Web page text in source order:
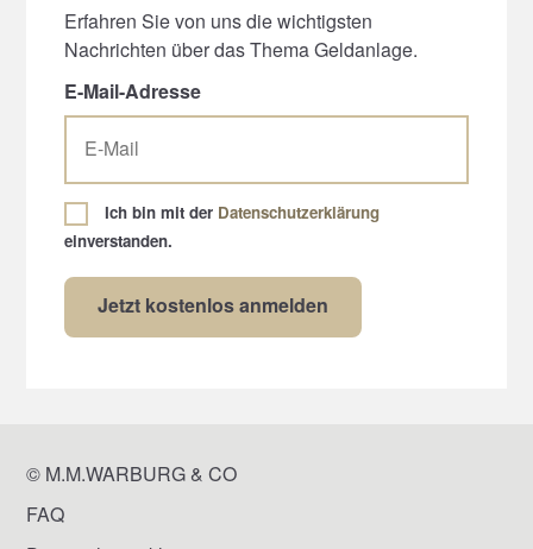
Erfahren Sie von uns die wichtigsten
Nachrichten über das Thema Geldanlage.
E-Mail-Adresse
Ich bin mit der Datenschutzerklärung
einverstanden.
© M.M.WARBURG & CO
FAQ